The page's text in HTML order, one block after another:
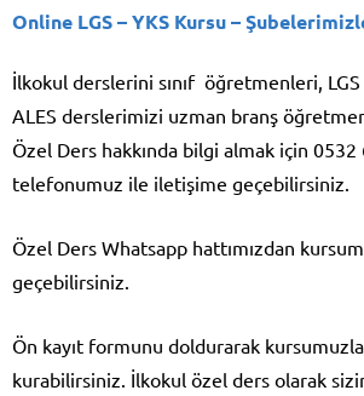
Online LGS – YKS Kursu–
İlkokul derslerini sınıf öğretmenleri, LGS ,
ALES derslerimizi uzman branş
Özel Ders hakkında bilgi almak için 0532
telefonumuz ile iletişime geçebilirsiniz.
Özel Ders Whatsapp hattımızdan
geçebilirsiniz.
Ön kayıt formunu doldurarak
kurabilirsiniz. İlkokul özel ders olarak